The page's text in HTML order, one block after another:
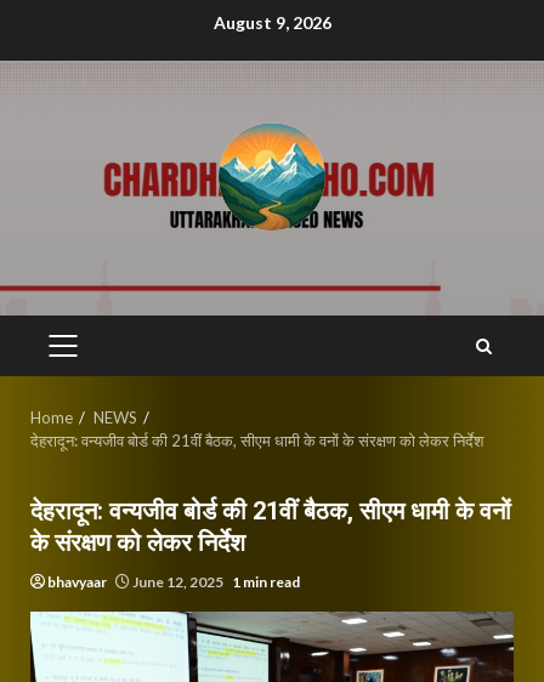
August 9, 2026
PRIMARY
Home
NEWS
देहरादून: वन्यजीव बोर्ड की 21वीं बैठक, सीएम धामी के वनों के संरक्षण को लेकर निर्देश
देहरादून: वन्यजीव बोर्ड की 21वीं बैठक, सीएम धामी के वनों
के संरक्षण को लेकर निर्देश
bhavyaar June 12, 2025 1 min read